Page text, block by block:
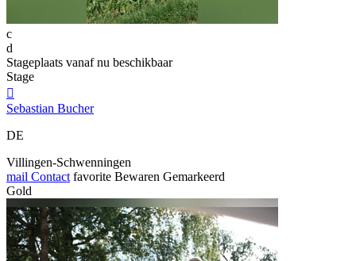
c
d
Stageplaats vanaf nu beschikbaar
Stage

Sebastian Bucher
DE
Villingen-Schwenningen
mail Contact favorite Bewaren Gemarkeerd
Gold